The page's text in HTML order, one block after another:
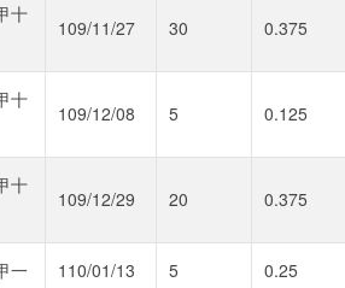
十
109/11/27 30 0.375
十
109/12/08 5 0.125
十
109/12/29 20 0.375
一 110/01/13 5 0.25